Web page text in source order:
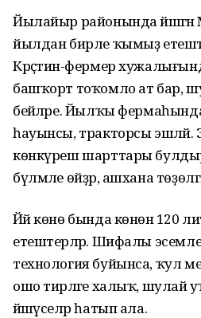
Йылайыр районында
йылдан бирле ҡымыҙ
Крәҫтиән-фермер
башҡорт тоҡомло ат бар,
бейәләре. Йылҡы
һауынсы, тракторсы эшләй.
көнкүреш шарттары
бүлмәле өйҙәр, ашхана
Йәй көнө бында көнөнә 120
етештерәләр. Шифалы
технология буйынса, ҡул
ошо тирәләге халыҡ, шулай
йәшәүселәр һатып ала.